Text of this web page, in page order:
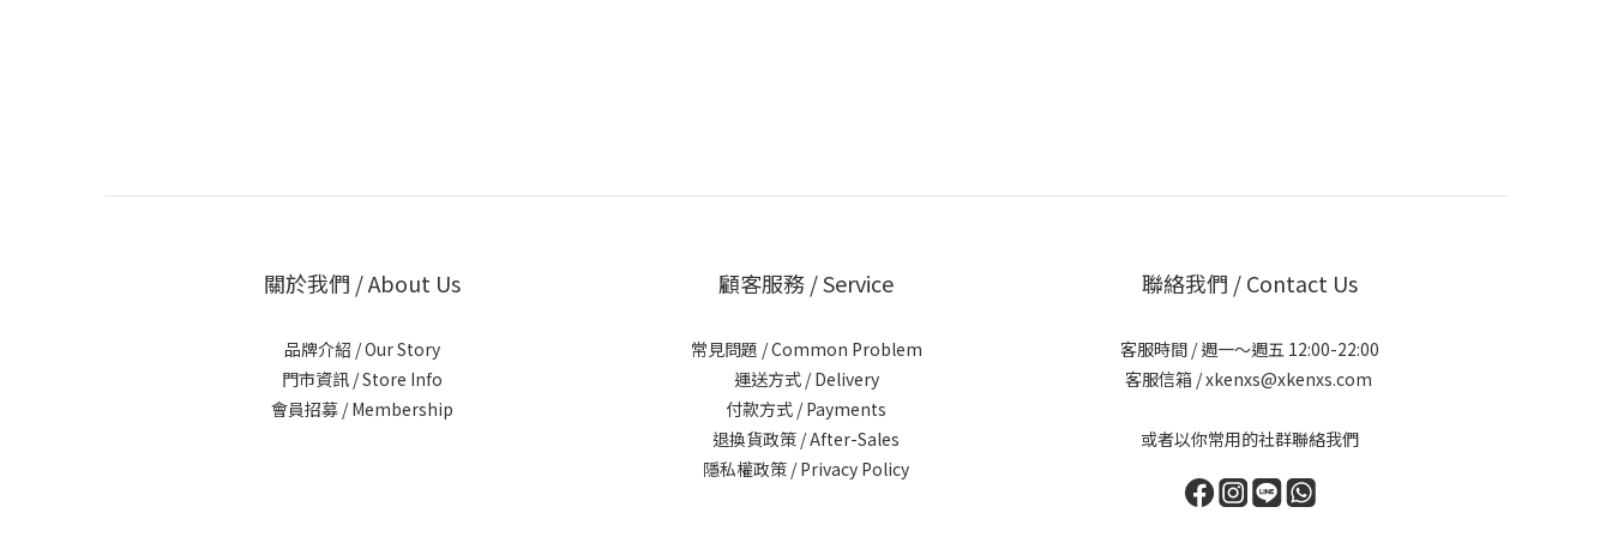
關於我們 / About Us
品牌介紹 / Our Story
門市資訊 / Store Info
會員招募 / Membership
顧客服務 / Service
常見問題 / Common Problem
運送方式 / Delivery
付款方式 / Payments
退換貨政策 / After-Sales
隱私權政策 / Privacy Policy
聯絡我們 / Contact Us
客服時間 / 週一～週五 12:00-22:00
客服信箱 / xkenxs@xkenxs.com
或者以你常用的社群聯絡我們